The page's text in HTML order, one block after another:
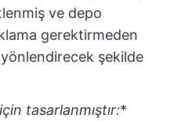
ve depo
gerektirmeden
yönlendirecek şekilde
tasarlanmıştır:*